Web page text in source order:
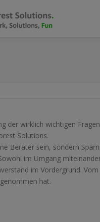
der wirklich wichtigen
Solutions.
Berater sein, sondern
im Umgang
im Vordergrund.
hat.